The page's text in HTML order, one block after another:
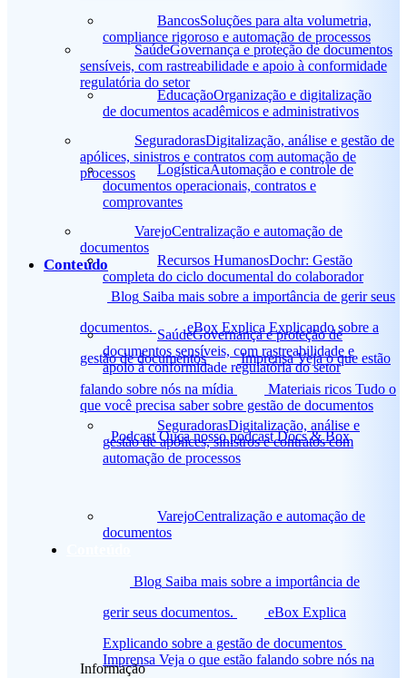
BancosSoluções para alta volumetria,
compliance rigoroso e automação de processos
EducaçãoOrganização e digitalização
de documentos acadêmicos e administrativos
LogísticaAutomação e controle de
documentos operacionais, contratos e
comprovantes
Recursos HumanosDochr: Gestão
completa do ciclo documental do colaborador
SaúdeGovernança e proteção de
documentos sensíveis, com rastreabilidade e
apoio à conformidade regulatória do setor
SeguradorasDigitalização, análise e
gestão de apólices, sinistros e contratos com
automação de processos
VarejoCentralização e automação de
documentos
Blog Saiba mais sobre a importância de
gerir seus documentos.
eBox Explica
Explicando sobre a gestão de documentos
Imprensa Veja o que estão falando sobre nós na
SaúdeGovernança e proteção de documentos
sensíveis, com rastreabilidade e apoio à conformidade
regulatória do setor
SeguradorasDigitalização, análise e gestão de
apólices, sinistros e contratos com automação de
processos
VarejoCentralização e automação de
documentos
Conteúdo
Blog Saiba mais sobre a importância de gerir seus
documentos.
eBox Explica Explicando sobre a
gestão de documentos
Imprensa Veja o que estão
falando sobre nós na mídia
Materiais ricos Tudo o
que você precisa saber sobre gestão de documentos
Podcast Ouça nosso podcast Docs & Box
Informação